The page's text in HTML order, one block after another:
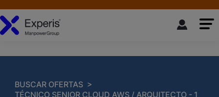
BUSCAR OFERTAS >
TÉCNICO SENIOR CLOUD AWS / ARQUITECTO - 1